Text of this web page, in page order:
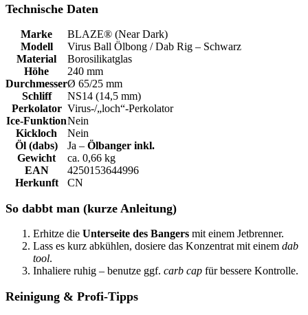
Technische Daten
Marke
BLAZE® (Near Dark)
Modell
Virus Ball Ölbong / Dab Rig – Schwarz
Material
Borosilikatglas
Höhe
240 mm
DurchmesserØ 65/25 mm
Schliff
NS14 (14,5 mm)
Perkolator Virus-/„loch“-Perkolator
Ice-FunktionNein
Kickloch
Nein
Öl (dabs)
Ja – Ölbanger inkl.
Gewicht
ca. 0,66 kg
EAN
4250153644996
Herkunft
CN
So dabbt man (kurze Anleitung)
Erhitze die Unterseite des Bangers mit einem Jetbrenner.
Lass es kurz abkühlen, dosiere das Konzentrat mit einem dab
tool.
Inhaliere ruhig – benutze ggf. carb cap für bessere Kontrolle.
Reinigung & Profi-Tipps